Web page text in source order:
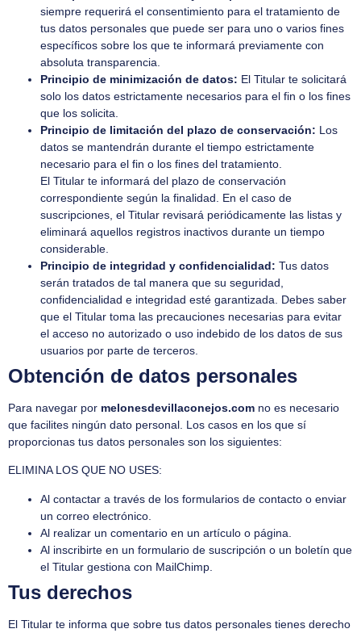
siempre requerirá el consentimiento para el tratamiento de
tus datos personales que puede ser para uno o varios fines
específicos sobre los que te informará previamente con
absoluta transparencia.
Principio de minimización de datos: El Titular te solicitará
solo los datos estrictamente necesarios para el fin o los fines
que los solicita.
Principio de limitación del plazo de conservación: Los
datos se mantendrán durante el tiempo estrictamente
necesario para el fin o los fines del tratamiento.
El Titular te informará del plazo de conservación
correspondiente según la finalidad. En el caso de
suscripciones, el Titular revisará periódicamente las listas y
eliminará aquellos registros inactivos durante un tiempo
considerable.
Principio de integridad y confidencialidad: Tus datos
serán tratados de tal manera que su seguridad,
confidencialidad e integridad esté garantizada. Debes saber
que el Titular toma las precauciones necesarias para evitar
el acceso no autorizado o uso indebido de los datos de sus
usuarios por parte de terceros.
Obtención de datos personales
Para navegar por melonesdevillaconejos.com no es necesario
que facilites ningún dato personal. Los casos en los que sí
proporcionas tus datos personales son los siguientes:
ELIMINA LOS QUE NO USES:
Al contactar a través de los formularios de contacto o enviar
un correo electrónico.
Al realizar un comentario en un artículo o página.
Al inscribirte en un formulario de suscripción o un boletín que
el Titular gestiona con MailChimp.
Tus derechos
El Titular te informa que sobre tus datos personales tienes derecho